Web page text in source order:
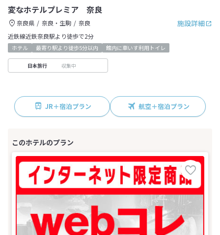
変なホテルプレミア 奈良
施設詳細
奈良県 奈良・生駒
奈良
近鉄線近鉄奈良駅より徒歩で2分
ホテル 最寄り駅より徒歩5分以内 館内に車いす利用トイレ
日本旅行 収集中
JR＋宿泊プラン 航空＋宿泊プラン